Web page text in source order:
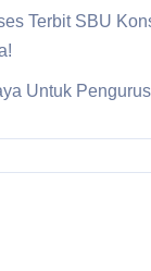
Terbit SBU
Untuk